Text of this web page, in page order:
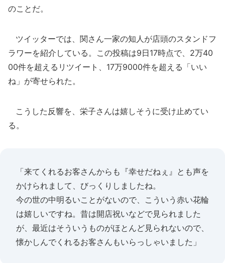
のことだ。
ツイッターでは、関さん一家の知人が店頭のスタンドフ
ラワーを紹介している。この投稿は9日17時点で、2万40
00件を超えるリツイート、17万9000件を超える「いい
ね」が寄せられた。
こうした反響を、栄子さんは嬉しそうに受け止めてい
る。
「来てくれるお客さんからも『幸せだねぇ』とも声を
かけられまして、びっくりしましたね。
今の世の中明るいことがないので、こういう赤い花輪
は嬉しいですね。昔は開店祝いなどで見られました
が、最近はそういうものがほとんど見られないので、
懐かしんでくれるお客さんもいらっしゃいました」